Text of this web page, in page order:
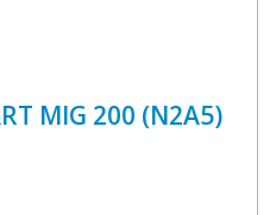
MIG 200 (N2A5)